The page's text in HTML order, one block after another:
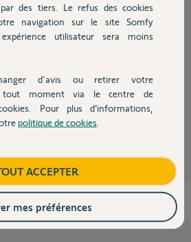
il y a presque 3 ans
des tiers. Le refus des cookies
navigation sur le site Somfy
utilisateur sera moins
d'avis ou retirer votre
tout moment via le centre de
Pour plus d’informations,
politique de cookies
ACCEPTER
mes préférences